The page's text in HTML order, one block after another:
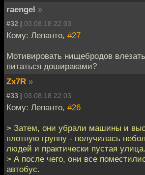
raengel »
#32 | 03.08.18 22:03
Кому: Лепанто, #27
Мотивировать нищебродов
питаться дошираками?
Zx7R »
#33 | 03.08.18 22:03
Кому: Лепанто, #26
> Затем, они убрали машины и
плотную группу - получилась
людей и практически пустая улица.
> А после чего, они все
автобус.